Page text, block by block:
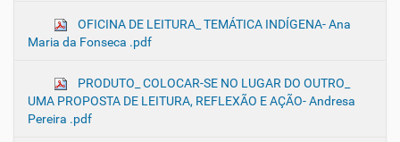
OFICINA DE LEITURA_ TEMÁTICA INDÍGENA- Ana
Maria da Fonseca .pdf
PRODUTO_ COLOCAR-SE NO LUGAR DO OUTRO_
UMA PROPOSTA DE LEITURA, REFLEXÃO E AÇÃO- Andresa
Pereira .pdf